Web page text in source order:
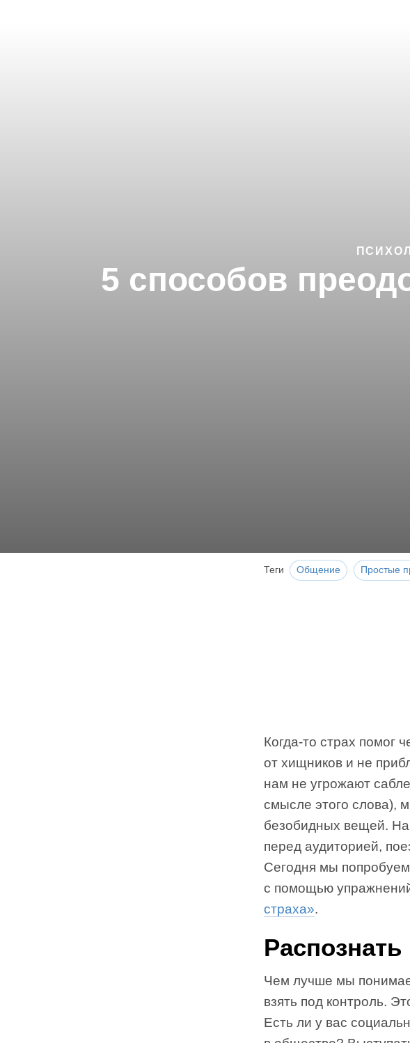
5 способов
Теги Общение Простые
Когда-то страх помог
от хищников и не
нам не угрожают
смысле этого слова),
безобидных вещей.
перед аудиторией,
Сегодня мы
с помощью
страха».
Распознать
Чем лучше мы
взять под контроль.
Есть ли у вас